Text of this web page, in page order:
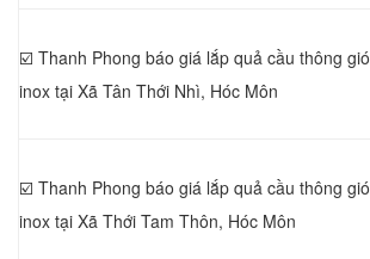
☑️ Thanh Phong báo giá lắp quả cầu thông gió
inox tại Xã Tân Thới Nhì, Hóc Môn
☑️ Thanh Phong báo giá lắp quả cầu thông gió
inox tại Xã Thới Tam Thôn, Hóc Môn